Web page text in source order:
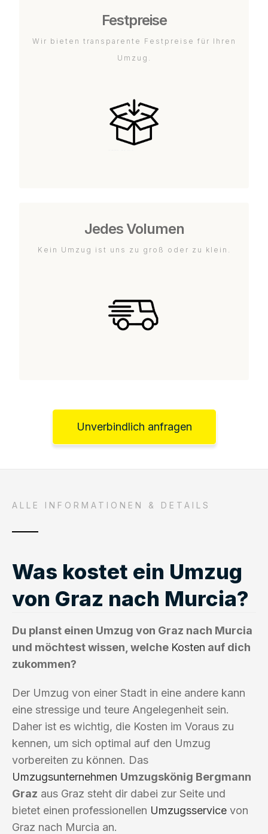
Festpreise
Wir bieten transparente Festpreise für Ihren
Umzug.
Jedes Volumen
Kein Umzug ist uns zu groß oder zu klein.
Unverbindlich anfragen
ALLE INFORMATIONEN & DETAILS
Was kostet ein Umzug
von Graz nach Murcia?
Du planst einen Umzug von Graz nach Murcia
und möchtest wissen, welche Kosten auf dich
zukommen?
Der Umzug von einer Stadt in eine andere kann
eine stressige und teure Angelegenheit sein.
Daher ist es wichtig, die Kosten im Voraus zu
kennen, um sich optimal auf den Umzug
vorbereiten zu können. Das
Umzugsunternehmen Umzugskönig Bergmann
Graz aus Graz steht dir dabei zur Seite und
bietet einen professionellen Umzugsservice von
Graz nach Murcia an.